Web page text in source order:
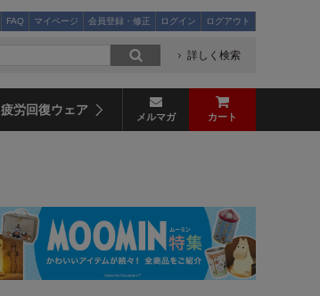
FAQ マイページ 会員登録・修正 ログイン ログアウト
詳しく検索
疲労回復ウェア メルマガ カート